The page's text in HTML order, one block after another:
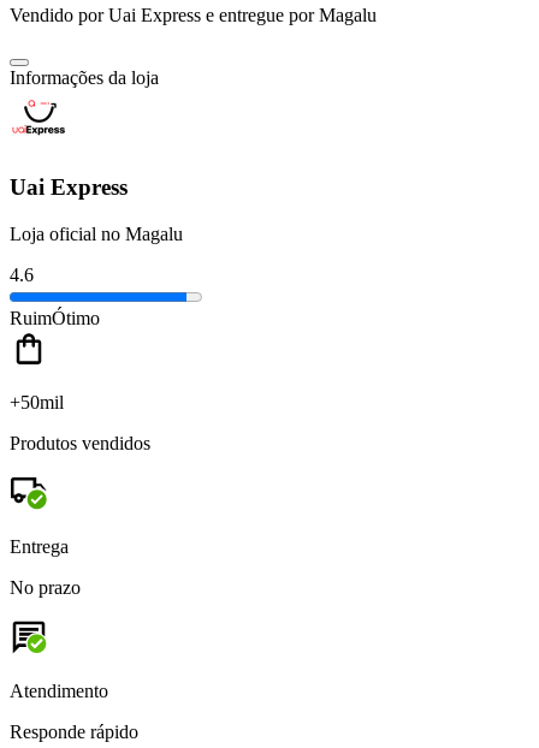
Vendido porUai Express e entregue por Magalu
Informações da loja
Uai Express
Loja oficial no Magalu
4.6
RuimÓtimo
+50mil
Produtos vendidos
Entrega
No prazo
Atendimento
Responde rápido